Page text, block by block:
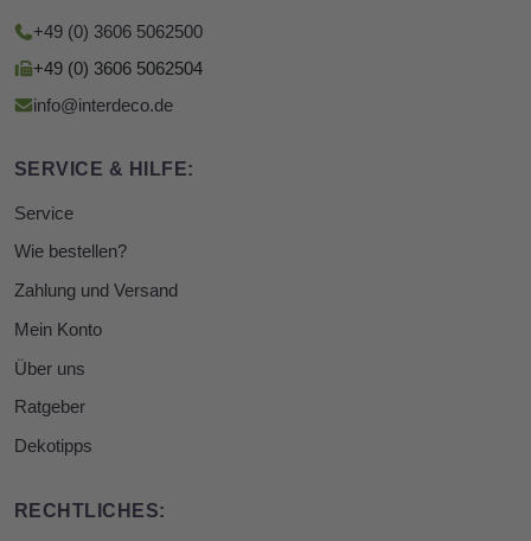
+49 (0) 3606 5062500
+49 (0) 3606 5062504
info@interdeco.de
SERVICE & HILFE:
Service
Wie bestellen?
Zahlung und Versand
Mein Konto
Über uns
Ratgeber
Dekotipps
RECHTLICHES: